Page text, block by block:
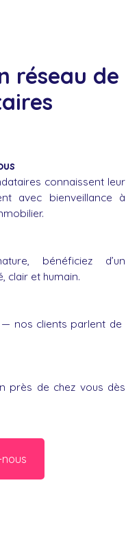
réseau de
connaissent leur
avec bienveillance à
bénéficiez d’un
clair et humain.
— nos clients parlent de
près de chez vous dès